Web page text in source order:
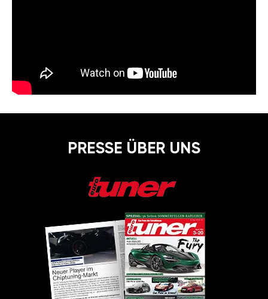
PRESSE ÜBER UNS